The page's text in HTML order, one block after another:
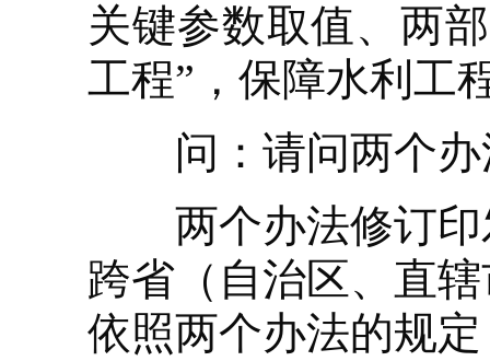
关键参数取值、两
工程”，保障水利工
问：请问两个办
两个办法修订印
跨省（自治区、直
依照两个办法的规